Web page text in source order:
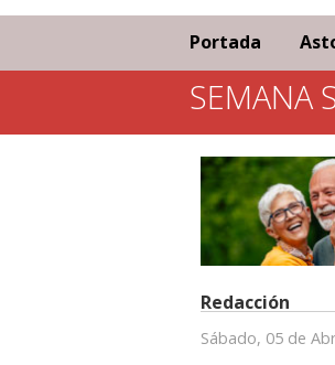
Portada
SEMANA
Redacción
Sábado, 05 de